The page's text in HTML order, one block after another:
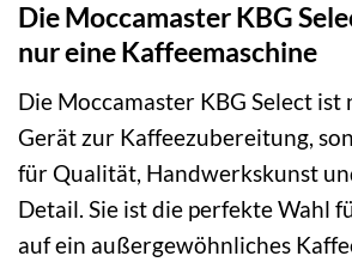
Die Moccamaster KBG
nur eine Kaffeemaschine
Die Moccamaster KBG Select
Gerät zur Kaffeezubereitung,
für Qualität, Handwerkskunst
Detail. Sie ist die perfekte Wahl
auf ein außergewöhnliches